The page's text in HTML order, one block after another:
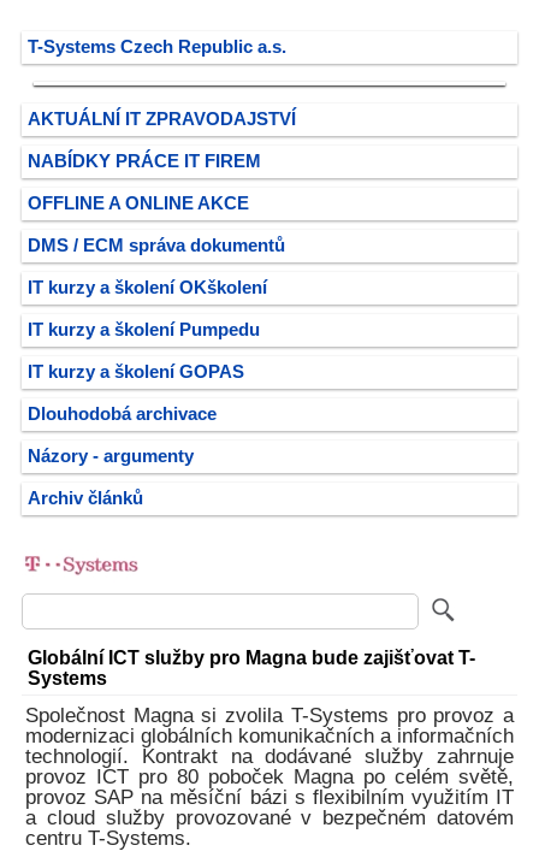
T-Systems Czech Republic a.s.
AKTUÁLNÍ IT ZPRAVODAJSTVÍ
NABÍDKY PRÁCE IT FIREM
OFFLINE A ONLINE AKCE
DMS / ECM správa dokumentů
IT kurzy a školení OKškolení
IT kurzy a školení Pumpedu
IT kurzy a školení GOPAS
Dlouhodobá archivace
Názory - argumenty
Archiv článků
Globální ICT služby pro Magna bude zajišťovat T-
Systems
Společnost Magna si zvolila T-Systems pro provoz a
modernizaci globálních komunikačních a informačních
technologií. Kontrakt na dodávané služby zahrnuje
provoz ICT pro 80 poboček Magna po celém světě,
provoz SAP na měsíční bázi s flexibilním využitím IT
a cloud služby provozované v bezpečném datovém
centru T-Systems.